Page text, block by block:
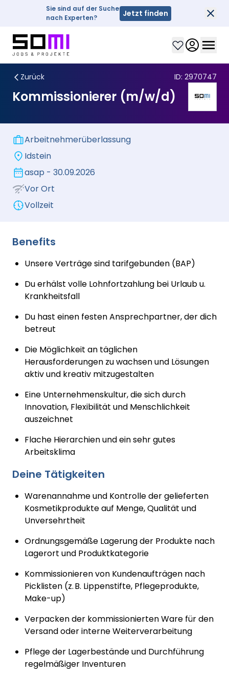
Sie sind auf der Suche
nach Experten?
Jetzt finden
Zurück ID: 2970747
Kommissionierer (m/w/d)
Arbeitnehmerüberlassung
Idstein
asap - 30.09.2026
Vor Ort
Vollzeit
Benefits
Unsere Verträge sind tarifgebunden (BAP)
Du erhälst volle Lohnfortzahlung bei Urlaub u.
Krankheitsfall
Du hast einen festen Ansprechpartner, der dich
betreut
Die Möglichkeit an täglichen
Herausforderungen zu wachsen und Lösungen
aktiv und kreativ mitzugestalten
Eine Unternehmenskultur, die sich durch
Innovation, Flexibilität und Menschlichkeit
auszeichnet
Flache Hierarchien und ein sehr gutes
Arbeitsklima
Deine Tätigkeiten
Warenannahme und Kontrolle der gelieferten
Kosmetikprodukte auf Menge, Qualität und
Unversehrtheit
Ordnungsgemäße Lagerung der Produkte nach
Lagerort und Produktkategorie
Kommissionieren von Kundenaufträgen nach
Picklisten (z. B. Lippenstifte, Pflegeprodukte,
Make-up)
Verpacken der kommissionierten Ware für den
Versand oder interne Weiterverarbeitung
Pflege der Lagerbestände und Durchführung
regelmäßiger Inventuren